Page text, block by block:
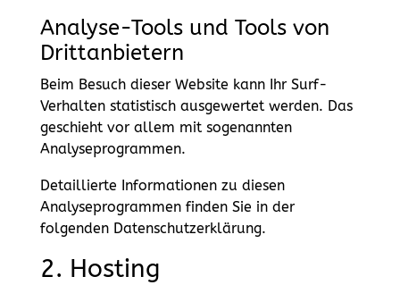
Analyse-Tools und Tools von
Dritt­anbietern
Beim Besuch dieser Website kann Ihr Surf-
Verhalten statistisch ausgewertet werden. Das
geschieht vor allem mit sogenannten
Analyseprogrammen.
Detaillierte Informationen zu diesen
Analyseprogrammen finden Sie in der
folgenden Datenschutzerklärung.
2. Hosting